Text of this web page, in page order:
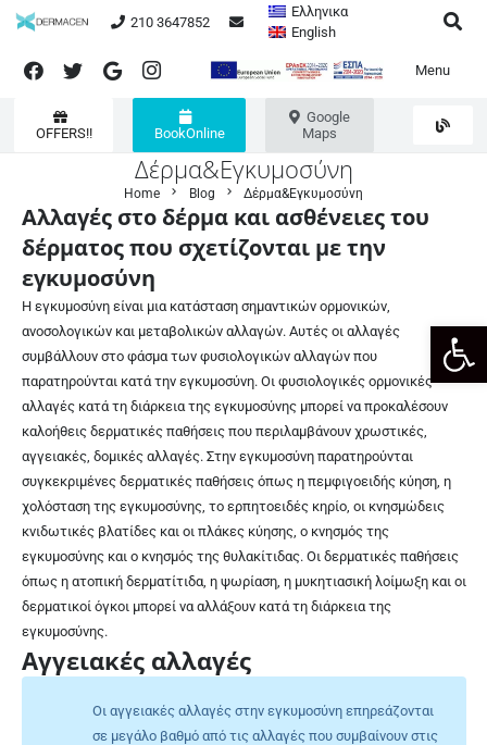
210 3647852
Ελληνικα
English
Menu
OFFERS!! BookOnline
Google
Maps
Δέρμα&Εγκυμοσύνη
Home chevron_right Blog chevron_right Δέρμα&Εγκυμοσύνη
Αλλαγές στο δέρμα και ασθένειες του
δέρματος που σχετίζονται με την
εγκυμοσύνη
Η εγκυμοσύνη είναι μια κατάσταση σημαντικών ορμονικών,
ανοσολογικών και μεταβολικών αλλαγών. Αυτές οι αλλαγές
συμβάλλουν στο φάσμα των φυσιολογικών αλλαγών που
παρατηρούνται κατά την εγκυμοσύνη. Οι φυσιολογικές ορμονικές
αλλαγές κατά τη διάρκεια της εγκυμοσύνης μπορεί να προκαλέσουν
καλοήθεις δερματικές παθήσεις που περιλαμβάνουν χρωστικές,
αγγειακές, δομικές αλλαγές. Στην εγκυμοσύνη παρατηρούνται
συγκεκριμένες δερματικές παθήσεις όπως η πεμφιγοειδής κύηση, η
χολόσταση της εγκυμοσύνης, το ερπητοειδές κηρίο, οι κνησμώδεις
κνιδωτικές βλατίδες και οι πλάκες κύησης, ο κνησμός της
εγκυμοσύνης και ο κνησμός της θυλακίτιδας. Οι δερματικές παθήσεις
όπως η ατοπική δερματίτιδα, η ψωρίαση, η μυκητιασική λοίμωξη και οι
δερματικοί όγκοι μπορεί να αλλάξουν κατά τη διάρκεια της
εγκυμοσύνης.
Αγγειακές αλλαγές
Οι αγγειακές αλλαγές στην εγκυμοσύνη επηρεάζονται
σε μεγάλο βαθμό από τις αλλαγές που συμβαίνουν στις